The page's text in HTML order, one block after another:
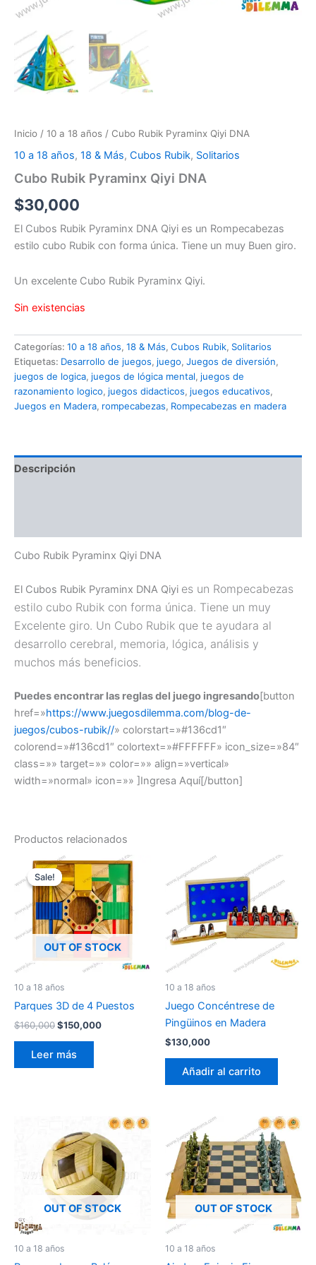
Inicio / 10 a 18 años / Cubo Rubik Pyraminx Qiyi DNA
10 a 18 años, 18 & Más, Cubos Rubik, Solitarios
Cubo Rubik Pyraminx Qiyi DNA
$30,000
El Cubos Rubik Pyraminx DNA Qiyi es un Rompecabezas
estilo cubo Rubik con forma única. Tiene un muy Buen giro.
Un excelente Cubo Rubik Pyraminx Qiyi.
Sin existencias
Categorías: 10 a 18 años, 18 & Más, Cubos Rubik, Solitarios
Etiquetas: Desarrollo de juegos, juego, Juegos de diversión,
juegos de logica, juegos de lógica mental, juegos de
razonamiento logico, juegos didacticos, juegos educativos,
Juegos en Madera, rompecabezas, Rompecabezas en madera
Descripción
Cubo Rubik Pyraminx Qiyi DNA
El Cubos Rubik Pyraminx DNA Qiyi es un Rompecabezas
estilo cubo Rubik con forma única. Tiene un muy
Excelente giro. Un Cubo Rubik que te ayudara al
desarrollo cerebral, memoria, lógica, análisis y
muchos más beneficios.
Puedes encontrar las reglas del juego ingresando[button
href=»https://www.juegosdilemma.com/blog-de-
juegos/cubos-rubik//» colorstart=»#136cd1″
colorend=»#136cd1″ colortext=»#FFFFFF» icon_size=»84″
class=»» target=»» color=»» align=»vertical»
width=»normal» icon=»» ]Ingresa Aquí[/button]
Productos relacionados
Sale!
OUT OF STOCK
Sale!
10 a 18 años
Parques 3D de 4 Puestos
$160,000
El
precio
original
era:
$160,000.
$150,000
El
precio
actual
es:
$150,000.
Leer más
10 a 18 años
Juego Concéntrese de
Pingüinos en Madera
$130,000
Añadir al carrito
OUT OF STOCK
10 a 18 años
OUT OF STOCK
10 a 18 años